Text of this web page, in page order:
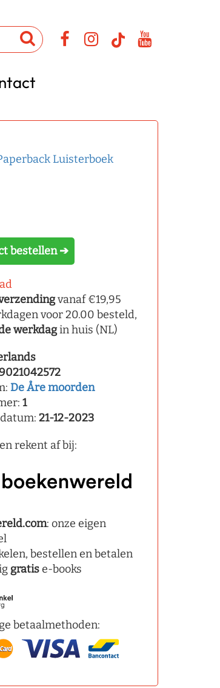
Luisterboek
bestellen ➔
vanaf €19,95
voor 20.00 besteld,
werkdagin huis (NL)
De Åre moorden
1
21-12-2023
rekent af bij:
: onze eigen
bestellen en betalen
gratise-books
betaalmethoden: